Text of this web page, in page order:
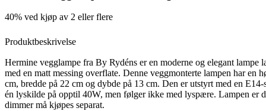
40% ved kjøp av 2 eller flere
Produktbeskrivelse
Hermine vegglampe fra By Rydéns er en moderne og elegant lampe
med en matt messing overflate. Denne veggmonterte lampen har en
cm, bredde på 22 cm og dybde på 13 cm. Den er utstyrt med en
én lyskilde på opptil 40W, men følger ikke med lyspære. Lampen er
dimmer må kjøpes separat.